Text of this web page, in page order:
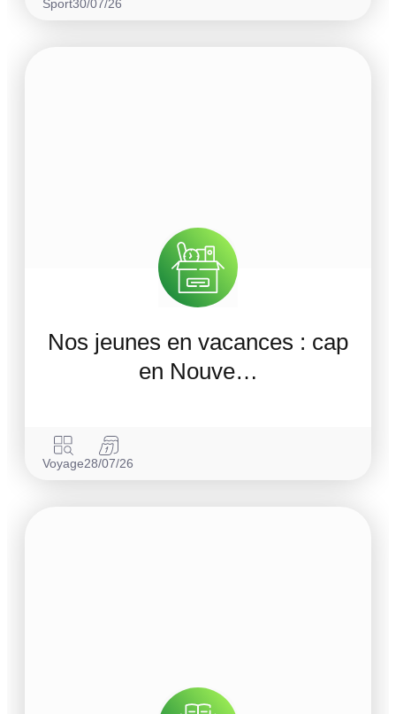
Sport30/07/26
Nos jeunes en vacances : cap
en Nouve…
Voyage28/07/26